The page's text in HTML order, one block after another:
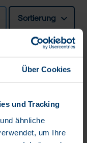
Über Cookies
und Tracking
ähnliche
um Ihre
Sortierung